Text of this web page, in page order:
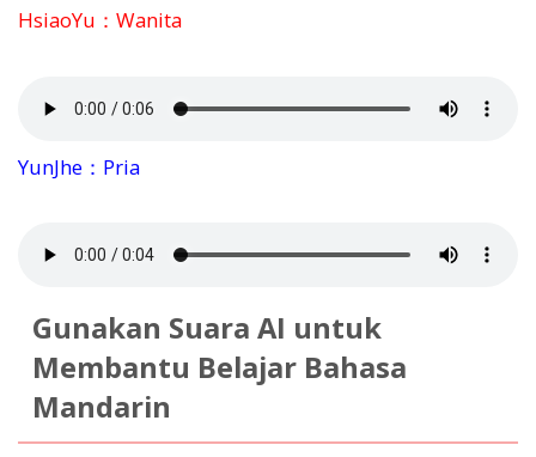
HsiaoYu：Wanita
YunJhe：Pria
Gunakan Suara AI untuk
Membantu Belajar Bahasa
Mandarin